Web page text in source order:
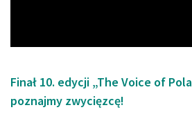
Finał 10. edycji „The Voice of
poznajmy zwycięzcę!